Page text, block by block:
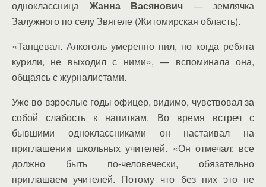
одноклассница Жанна Васянович — землячка
Залужного по селу Звягеле (Житомирская область).
«Танцевал. Алкоголь умеренно пил, но когда ребята
курили, не выходил с ними», — вспоминала она,
общаясь с журналистами.
Уже во взрослые годы офицер, видимо, чувствовал за
собой слабость к напиткам. Во время встреч с
бывшими одноклассниками он настаивал на
приглашении школьных учителей. «Он отмечал: все
должно быть по-человечески, обязательно
приглашаем учителей. Потому что без них это не